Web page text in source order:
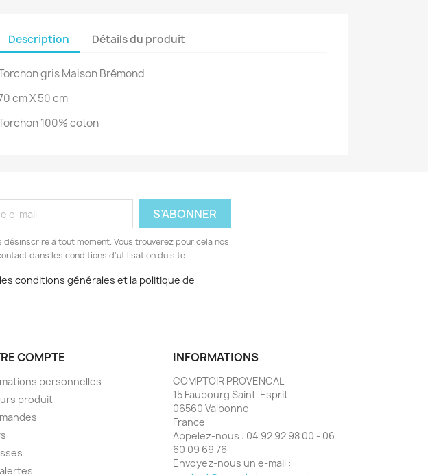
Description Détails du produit
gris Maison Brémond
cm X 50 cm
100% coton
désinscrire à tout moment. Vous trouverez pour cela nos
dans les conditions d'utilisation du site.
conditions générales et la politique de
COMPTE
personnelles
produit
INFORMATIONS
COMPTOIR PROVENCAL
15 Faubourg Saint-Esprit
06560 Valbonne
France
Appelez-nous : 04 92 92 98 00 - 06
60 09 69 76
Envoyez-nous un e-mail :